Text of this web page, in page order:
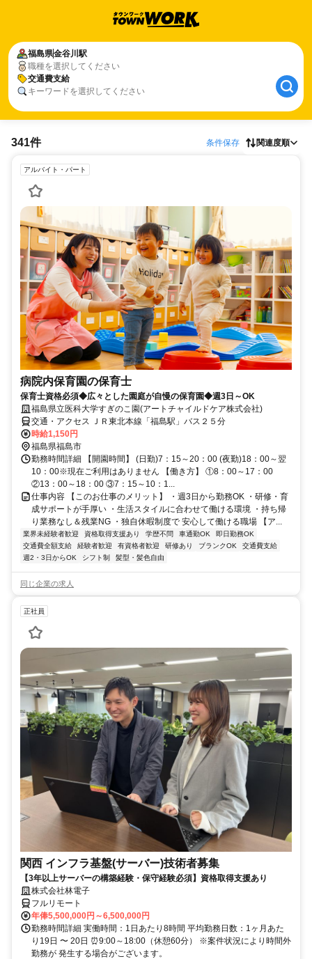
福島県金谷川駅
職種を選択してください
交通費支給
キーワードを選択してください
341件 条件保存 関連度順
アルバイト・パート
病院内保育園の保育士
保育士資格必須◆広々とした園庭が自慢の保育園◆週3日～OK
福島県立医科大学すぎのこ園(アートチャイルドケア株式会社)
交通・アクセス ＪＲ東北本線「福島駅」バス２５分
時給1,150円
福島県福島市
勤務時間詳細 【開園時間】 (日勤)7：15～20：00 (夜勤)18：00～翌
10：00※現在ご利用はありません 【働き方】 ①8：00～17：00
②13：00～18：00 ③7：15～10：1...
仕事内容 【このお仕事のメリット】 ・週3日から勤務OK ・研修・育
成サポートが手厚い ・生活スタイルに合わせて働ける環境 ・持ち帰
り業務なし＆残業NG ・独自休暇制度で 安心して働ける職場 【ア...
業界未経験者歓迎 資格取得支援あり 学歴不問 車通勤OK
即日勤務OK
交通費全額支給
経験者歓迎 有資格者歓迎 研修あり ブランクOK
交通費支給
週2・3日からOK
シフト制 髪型・髪色自由
同じ企業の求人
正社員
関西 インフラ基盤(サーバー)技術者募集
【3年以上サーバーの構築経験・保守経験必須】資格取得支援あり
株式会社林電子
フルリモート
年俸5,500,000円～6,500,000円
勤務時間詳細 実働時間：1日あたり8時間 平均勤務日数：1ヶ月あた
り19日 〜 20日 ⏰9:00～18:00（休憩60分） ※案件状況により時間外
勤務が 発生する場合がございます。